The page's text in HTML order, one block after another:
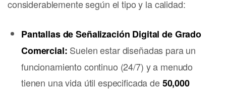
considerablemente según el tipo y la calidad:
Pantallas de Señalización Digital de Grado
Comercial: Suelen estar diseñadas para un
funcionamiento continuo (24/7) y a menudo
tienen una vida útil especificada de50,000